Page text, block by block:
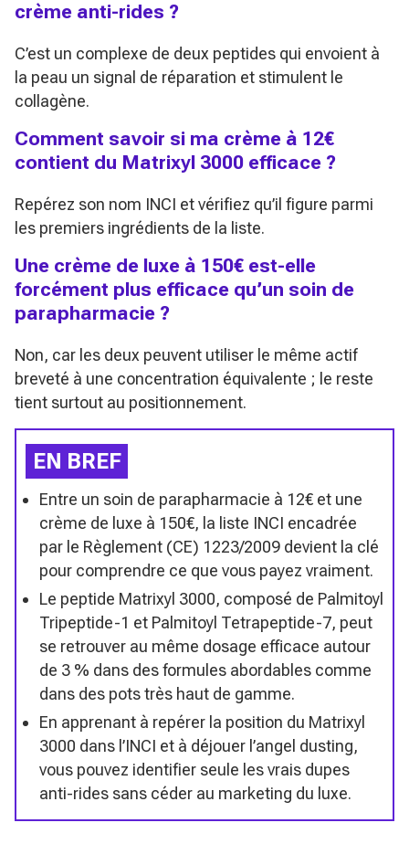
crème anti-rides ?
C’est un complexe de deux peptides qui envoient à
la peau un signal de réparation et stimulent le
collagène.
Comment savoir si ma crème à 12€
contient du Matrixyl 3000 efficace ?
Repérez son nom INCI et vérifiez qu’il figure parmi
les premiers ingrédients de la liste.
Une crème de luxe à 150€ est-elle
forcément plus efficace qu’un soin de
parapharmacie ?
Non, car les deux peuvent utiliser le même actif
breveté à une concentration équivalente ; le reste
tient surtout au positionnement.
EN BREF
Entre un soin de parapharmacie à 12€ et une
crème de luxe à 150€, la liste INCI encadrée
par le Règlement (CE) 1223/2009 devient la clé
pour comprendre ce que vous payez vraiment.
Le peptide Matrixyl 3000, composé de Palmitoyl
Tripeptide-1 et Palmitoyl Tetrapeptide-7, peut
se retrouver au même dosage efficace autour
de 3 % dans des formules abordables comme
dans des pots très haut de gamme.
En apprenant à repérer la position du Matrixyl
3000 dans l’INCI et à déjouer l’angel dusting,
vous pouvez identifier seule les vrais dupes
anti-rides sans céder au marketing du luxe.